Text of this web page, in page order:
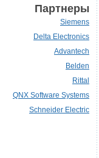
Партнеры
Siemens
Delta Electronics
Advantech
Belden
Rittal
QNX Software Systems
Schneider Electric